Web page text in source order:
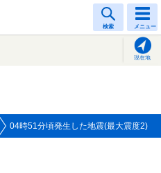
検索 メニュー
現在地
04時51分頃発生した地震(最大震度2)